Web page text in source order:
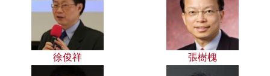
徐俊祥 張樹槐